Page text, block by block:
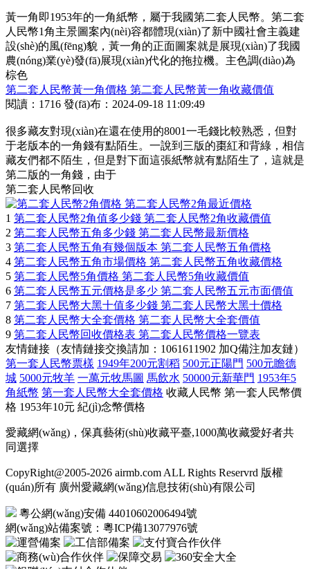
黃一角即1953年的一角紙幣，屬于我國第二套人民幣。第二套
人民幣1角主景圖案內(nèi)容都體現(xiàn)了新中國社會主義建
設(shè)的風(fēng)貌，黃一角的正面圖案就是展現(xiàn)了我國
農(nóng)業(yè)發(fā)展現(xiàn)代化的拖拉機。主色調(diào)為
棕色
第二套人民幣黃一角價格 第二套人民幣黃一角收藏價值
閱讀：1716 發(fā)布：2024-09-18 11:09:49
很多藏友對現(xiàn)在還在使用的8001一毛錢比較熟悉，但對
于老版本的一角錢有點陌生。一說到三版的棗紅和背綠，相信
藏友們都不陌生，但是對下面這張紙幣就有點陌生了，這就是
第二版的一角錢，由于
第二套人民幣回收
1 第二套人民幣2角值多少錢 第二套人民幣2角收藏價值
2 第二套人民幣五角多少錢 第二套人民幣最新價格
3 第二套人民幣五角有幾個版本 第二套人民幣五角價格
4 第二套人民幣五角市場價格 第二套人民幣五角收藏價格
5 第二套人民幣5角價格 第二套人民幣5角收藏價值
6 第二套人民幣五元價格是多少 第二套人民幣五元市面價值
7 第二套人民幣大黑十值多少錢 第二套人民幣大黑十價格
8 第二套人民幣大全套價格 第二套人民幣大全套價值
9 第二套人民幣回收價格表 第二套人民幣價格一覽表
友情鏈接（友情鏈接交換請加：1061611902 加Q備注加友鏈）
第一套人民幣票樣 1949年200元割稻 500元正陽門 500元瞻德
城 5000元牧羊 一萬元牧馬圖 馬飲水 50000元新華門 1953年5
角紙幣 第一套人民幣大全套價格 收藏人民幣 第一套人民幣價
格 1953年10元 紀(jì)念幣價格
愛藏網(wǎng)，保真藝術(shù)收藏平臺,1000萬收藏愛好者共
同選擇
CopyRight@2005-2026 airmb.com ALL Rights Reservrd 版權
(quán)所有 廣州愛藏網(wǎng)信息技術(shù)有限公司
粵公網(wǎng)安備 44010602006494號
網(wǎng)站備案號： 粵ICP備13077976號